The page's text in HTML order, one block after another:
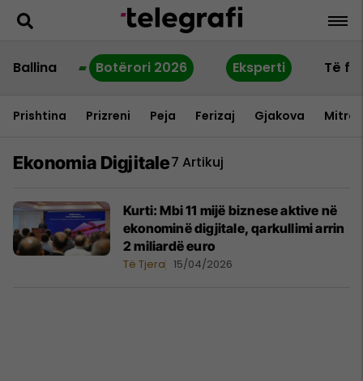
Ballina Botërori 2026 Eksperti Të
Prishtina Prizreni Peja Ferizaj Gjakova
Ekonomia Digjitale7 Artikuj
Kurti: Mbi 11 mijë biznese aktive në
ekonominë digjitale, qarkullimi arrin
2 miliardë euro
Të Tjera 15/04/2026